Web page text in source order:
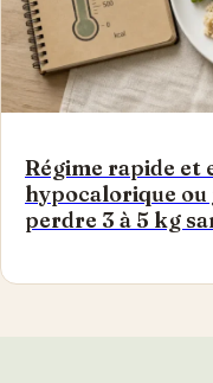
Régime rapide et
hypocalorique
perdre 3 à 5 kg